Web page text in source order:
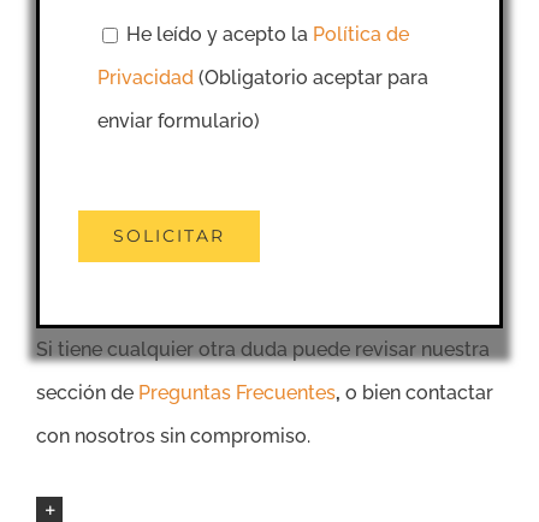
He leído y acepto la Política de
Privacidad (Obligatorio aceptar para
enviar formulario)
Si tiene cualquier otra duda puede revisar nuestra
sección de Preguntas Frecuentes, o bien contactar
con nosotros sin compromiso.